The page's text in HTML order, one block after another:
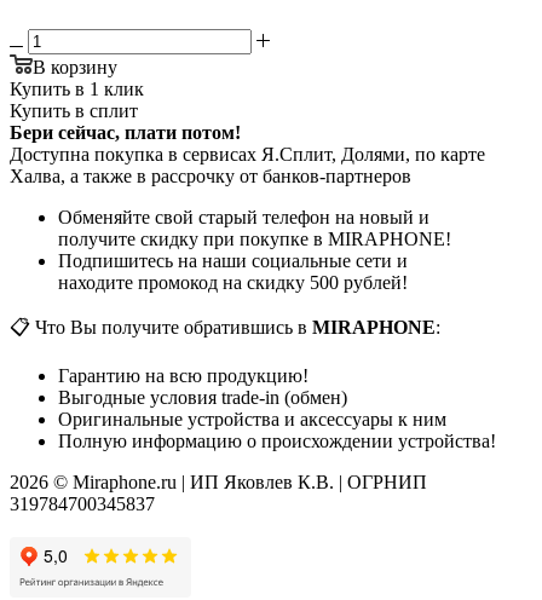
В корзину
Купить в 1 клик
Купить в сплит
Бери сейчас, плати потом!
Доступна покупка в сервисах Я.Сплит, Долями, по карте
Халва, а также в рассрочку от банков-партнеров
Обменяйте свой старый телефон на новый и
получите скидку при покупке в MIRAPHONE!
Подпишитесь на наши социальные сети и
находите промокод на скидку 500 рублей!
📋 Что Вы получите обратившись в MIRAPHONE:
Гарантию на всю продукцию!
Выгодные условия trade-in (обмен)
Оригинальные устройства и аксессуары к ним
Полную информацию о происхождении устройства!
2026 © Miraphone.ru | ИП Яковлев К.В. | ОГРНИП
319784700345837